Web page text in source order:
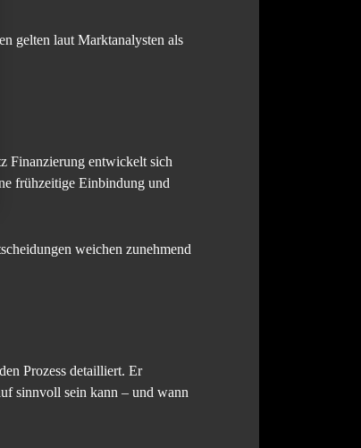
gelten laut Marktanalysten als
Finanzierung entwickelt sich
frühzeitige Einbindung und
weichen zunehmend
Prozess detailliert. Er
sinnvoll sein kann – und wann